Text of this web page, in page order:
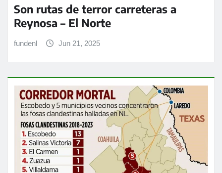
Son rutas de terror carreteras a
Reynosa – El Norte
fundenl Jun 21, 2025